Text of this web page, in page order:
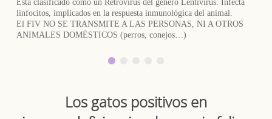
Está clasificado como un Retrovirus del género Lentivirus. Infecta
linfocitos, implicados en la respuesta inmunológica del animal.
El FIV NO SE TRANSMITE A LAS PERSONAS, NI A OTROS
ANIMALES DOMÉSTICOS (perros, conejos…)
Los gatos positivos en